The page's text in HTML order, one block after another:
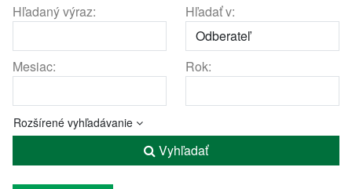
Hľadaný výraz: Hľadať v:
Mesiac: Rok:
Rozšírené vyhľadávanie
Vyhľadať